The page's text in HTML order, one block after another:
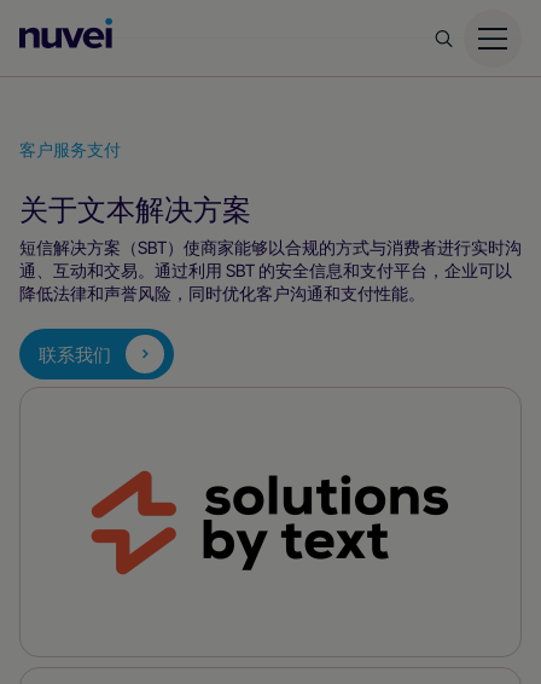
主
客户服务支付
关于文本解决方案
短信解决方案（SBT）使商家能够以合规的方式与消费者进行实时沟
通、互动和交易。通过利用 SBT 的安全信息和支付平台，企业可以
降低法律和声誉风险，同时优化客户沟通和支付性能。
联系我们